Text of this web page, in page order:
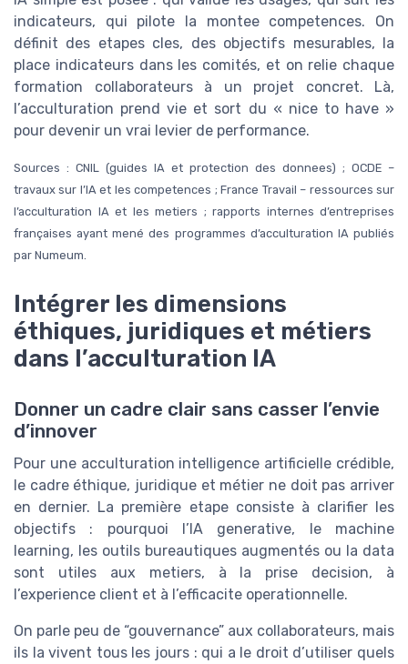
indicateurs, qui pilote la montee competences. On
définit des etapes cles, des objectifs mesurables, la
place indicateurs dans les comités, et on relie chaque
formation collaborateurs à un projet concret. Là,
l’acculturation prend vie et sort du « nice to have »
pour devenir un vrai levier de performance.
Sources : CNIL (guides IA et protection des donnees) ; OCDE –
travaux sur l’IA et les competences ; France Travail – ressources sur
l’acculturation IA et les metiers ; rapports internes d’entreprises
françaises ayant mené des programmes d’acculturation IA publiés
par Numeum.
Intégrer les dimensions
éthiques, juridiques et métiers
dans l’acculturation IA
Donner un cadre clair sans casser l’envie
d’innover
Pour une acculturation intelligence artificielle crédible,
le cadre éthique, juridique et métier ne doit pas arriver
en dernier. La première etape consiste à clarifier les
objectifs : pourquoi l’IA generative, le machine
learning, les outils bureautiques augmentés ou la data
sont utiles aux metiers, à la prise decision, à
l’experience client et à l’efficacite operationnelle.
On parle peu de “gouvernance” aux collaborateurs, mais
ils la vivent tous les jours : qui a le droit d’utiliser quels